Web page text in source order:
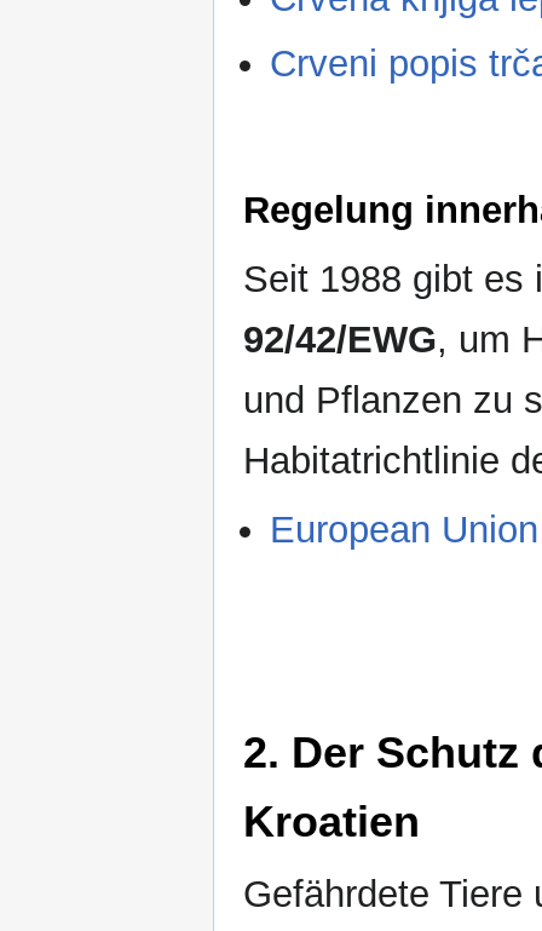
Crveni popis
Regelung
Seit 1988 gibt
92/42/EWG, um
und Pflanzen zu
Habitatrichtlinie
European
2. Der Schutz
Kroatien
Gefährdete Tiere